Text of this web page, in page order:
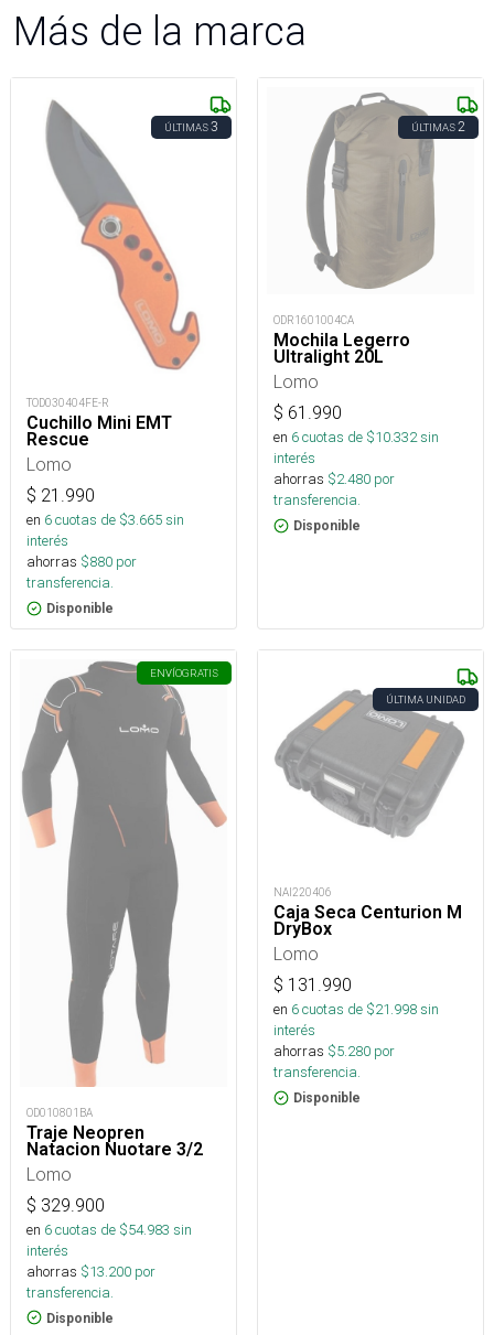
Más de la marca
ÚLTIMAS3
TOD030404FE-R
Cuchillo Mini EMT
Rescue
Lomo
$ 21.990
en 6cuotas de $3.665sin
interés
ahorras $880 por
transferencia.
Disponible
ÚLTIMAS2
ODR1601004CA
Mochila Legerro
Ultralight 20L
Lomo
$ 61.990
en 6cuotas de $10.332sin
interés
ahorras $2.480 por
transferencia.
Disponible
ENVÍOGRATIS
OD010801BA
Traje Neopren
Natacion Nuotare 3/2
Lomo
$ 329.900
en 6cuotas de $54.983 sin
interés
ahorras $13.200 por
transferencia.
Disponible
ÚLTIMA UNIDAD
NAI220406
Caja Seca Centurion M
DryBox
Lomo
$ 131.990
en 6cuotas de $21.998sin
interés
ahorras $5.280 por
transferencia.
Disponible